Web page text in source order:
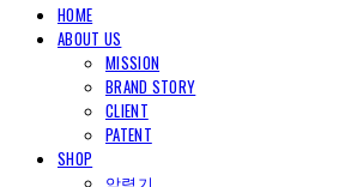
HOME
ABOUT US
MISSION
BRAND STORY
CLIENT
PATENT
SHOP
악력기